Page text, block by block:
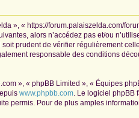
», « https://forum.palaiszelda.com/
alors n’accédez pas et/ou
prudent de vérifier régulièrement
responsable des conditions
», « phpBB Limited », « Équipes
www.phpbb.com. Le logiciel phpBB
permis. Pour de plus amples